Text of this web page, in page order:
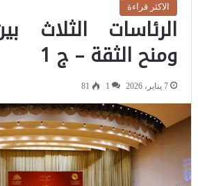
الاكثر قراءة
الرئاسات الثلاث
ومنح الثقة – ج 1
7 يناير، 2026 1
81